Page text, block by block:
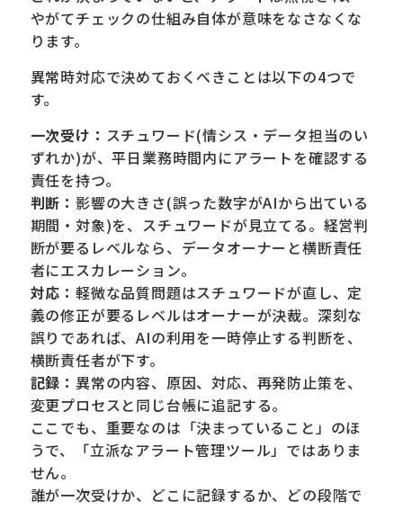
やがてチェックの仕組み自体が意味をなさなくな
ります。
異常時対応で決めておくべきことは以下の4つで
す。
一次受け： スチュワード(情シス・データ担当のい
ずれか)が、平日業務時間内にアラートを確認する
責任を持つ。
判断： 影響の大きさ(誤った数字がAIから出ている
期間・対象)を、スチュワードが見立てる。経営判
断が要るレベルなら、データオーナーと横断責任
者にエスカレーション。
対応： 軽微な品質問題はスチュワードが直し、定
義の修正が要るレベルはオーナーが決裁。深刻な
誤りであれば、AIの利用を一時停止する判断を、
横断責任者が下す。
記録： 異常の内容、原因、対応、再発防止策を、
変更プロセスと同じ台帳に追記する。
ここでも、重要なのは「決まっていること」のほ
うで、「立派なアラート管理ツール」ではありま
せん。
誰が一次受けか、どこに記録するか、どの段階で